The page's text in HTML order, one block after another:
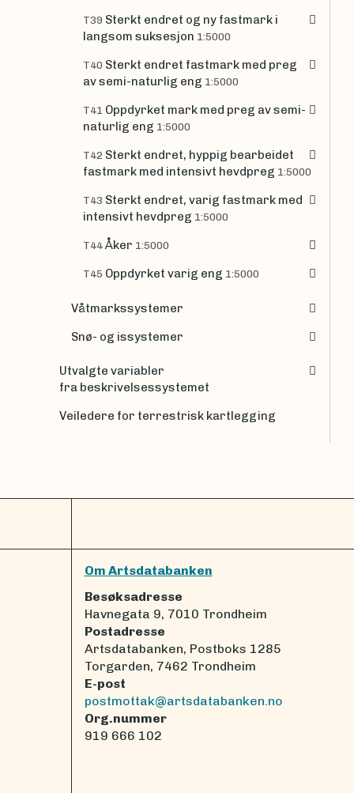
T39 Sterkt endret og ny fastmark i
langsom suksesjon 1:5000
T40 Sterkt endret fastmark med preg
av semi-naturlig eng 1:5000
T41 Oppdyrket mark med preg av semi-
naturlig eng 1:5000
T42 Sterkt endret, hyppig bearbeidet
fastmark med intensivt hevdpreg 1:5000
T43 Sterkt endret, varig fastmark med
intensivt hevdpreg 1:5000
T44Åker 1:5000
T45 Oppdyrket varig eng 1:5000
Våtmarkssystemer
Snø- og issystemer
Utvalgte variabler
fra beskrivelsessystemet
Veiledere for terrestrisk kartlegging
Om Artsdatabanken
Besøksadresse
Havnegata 9, 7010 Trondheim
Postadresse
Artsdatabanken, Postboks 1285
Torgarden, 7462 Trondheim
E-post
postmottak@artsdatabanken.no
Org.nummer
919 666 102